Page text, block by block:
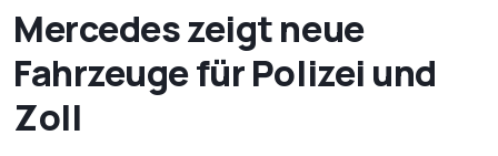
Mercedes zeigt neue
Fahrzeuge für Polizei und
Zoll